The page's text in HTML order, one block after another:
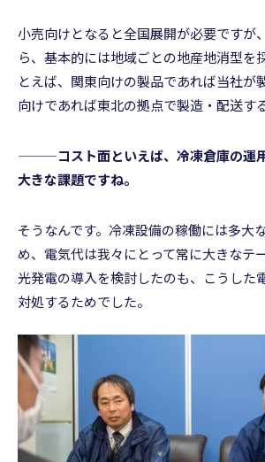
小売向けとなると全国展開が必要ですが
ら、基本的には地域ごとの地産地消型を
とえば、関東向けの製品であれば当社が
向けであれば東北の拠点で製造・配送す
———コスト面といえば、冷凍倉庫の運
大きな課題ですね。
そうなんです。冷凍設備の稼働には多大
め、電気代は我々にとって常に大きなテ
光発電の導入を検討したのも、こうした
対処するためでした。